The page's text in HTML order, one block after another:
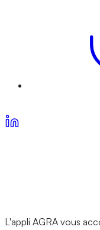
L'appli AGRA vous